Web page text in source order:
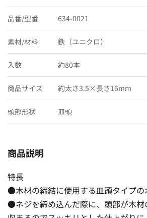
品番/型番 634-0021
素材/材料 鉄（ユニクロ）
入数 約80本
商品サイズ 約太さ3.5×長さ16mm
頭部形状 皿頭
商品説明
特長
●木材の締結に使用する皿頭タイプの
●ネジを締め込んだ際に、頭部が木材